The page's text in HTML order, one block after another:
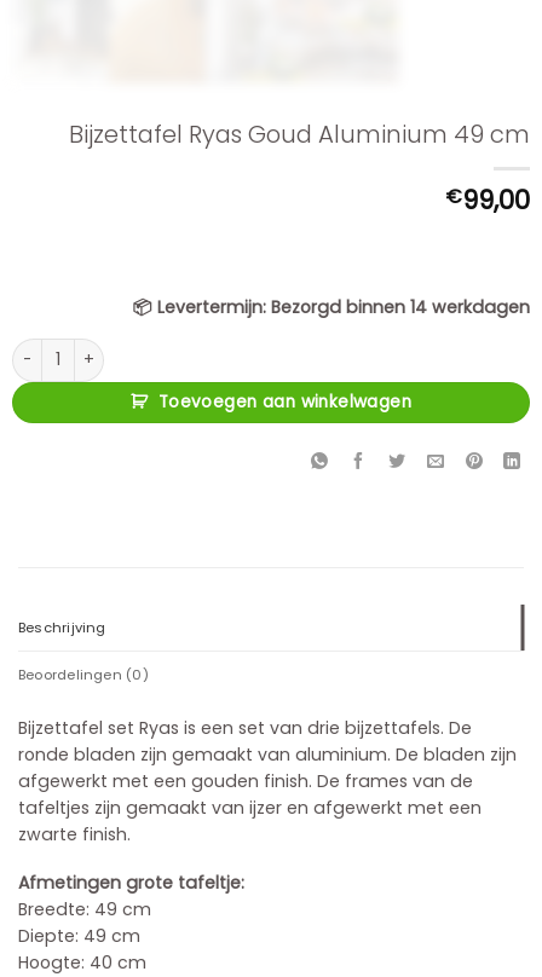
Bijzettafel Ryas Goud Aluminium 49 cm
€99,00
📦 Levertermijn: Bezorgd binnen 14 werkdagen
Bijzettafel Ryas Goud Aluminium 49 cm aantal
Toevoegen aan winkelwagen
Beschrijving
Beoordelingen (0)
Bijzettafel set Ryas is een set van drie bijzettafels. De
ronde bladen zijn gemaakt van aluminium. De bladen zijn
afgewerkt met een gouden finish. De frames van de
tafeltjes zijn gemaakt van ijzer en afgewerkt met een
zwarte finish.
Afmetingen grote tafeltje:
Breedte: 49 cm
Diepte: 49 cm
Hoogte: 40 cm